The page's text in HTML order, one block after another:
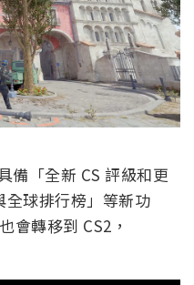
「全新 CS 評級和更
球排行榜」等新功
會轉移到 CS2，